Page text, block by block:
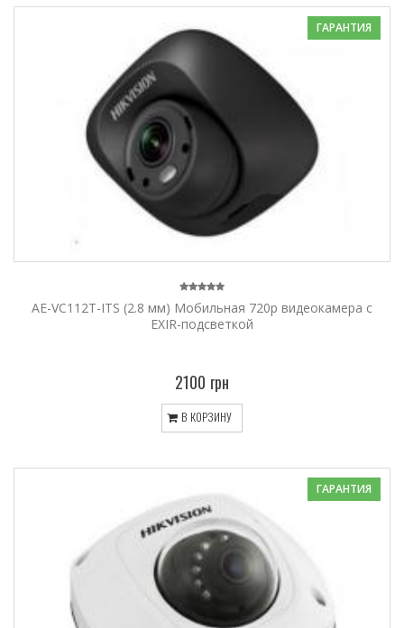
ГАРАНТИЯ
AE-VC112T-ITS (2.8 мм) Мобильная 720p видеокамера с
EXIR-подсветкой
2100 грн
В КОРЗИНУ
ГАРАНТИЯ